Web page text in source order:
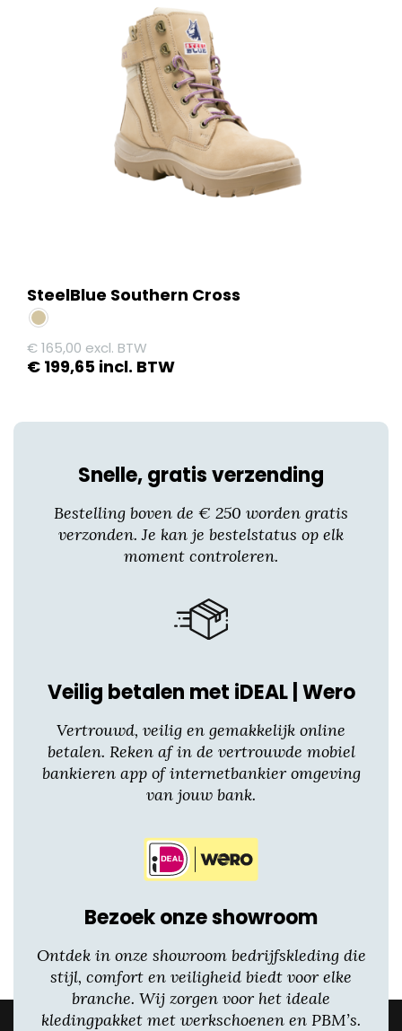
productpagina
SteelBlue Southern Cross
€165,00 excl. BTW
€ 199,65 incl. BTW
variaties.
optie
Snelle, gratis verzending
Bestelling boven de € 250 worden gratis
verzonden. Je kan je bestelstatus op elk
moment controleren.
Veilig betalen met iDEAL | Wero
Vertrouwd, veilig en gemakkelijk online
betalen. Reken af in de vertrouwde mobiel
bankieren app of internetbankier omgeving
van jouw bank.
Bezoek onze showroom
Ontdek in onze showroom bedrijfskleding die
stijl, comfort en veiligheid biedt voor elke
branche. Wij zorgen voor het ideale
kledingpakket met werkschoenen en PBM’s.